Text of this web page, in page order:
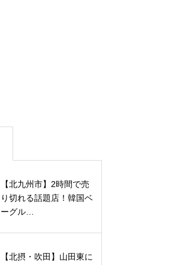
【北九州市】2時間で売
り切れる話題店！韓国ベ
ーグル…
【北摂・吹田】山田東に